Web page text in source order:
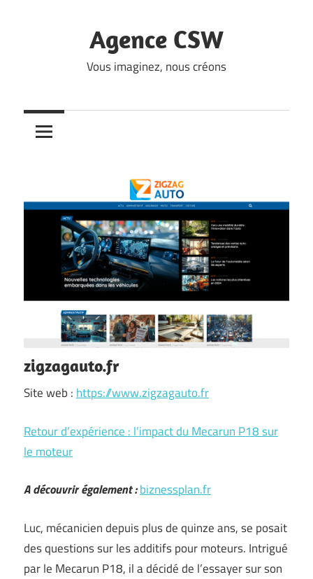
Agence CSW
Vous imaginez, nous créons
zigzagauto.fr
Site web : https://www.zigzagauto.fr
Retour d’expérience : l’impact du Mecarun P18 sur
le moteur
A découvrir également :biznessplan.fr
Luc, mécanicien depuis plus de quinze ans, se posait
des questions sur les additifs pour moteurs. Intrigué
par le Mecarun P18, il a décidé de l’essayer sur son